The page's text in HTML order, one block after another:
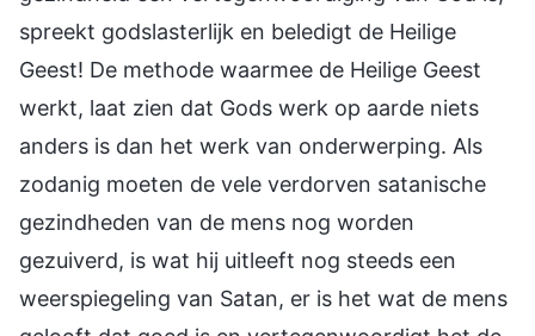
spreekt godslasterlijk en beledigt de Heilige
Geest! De methode waarmee de Heilige Geest
werkt, laat zien dat Gods werk op aarde niets
anders is dan het werk van onderwerping. Als
zodanig moeten de vele verdorven satanische
gezindheden van de mens nog worden
gezuiverd, is wat hij uitleeft nog steeds een
weerspiegeling van Satan, er is het wat de mens